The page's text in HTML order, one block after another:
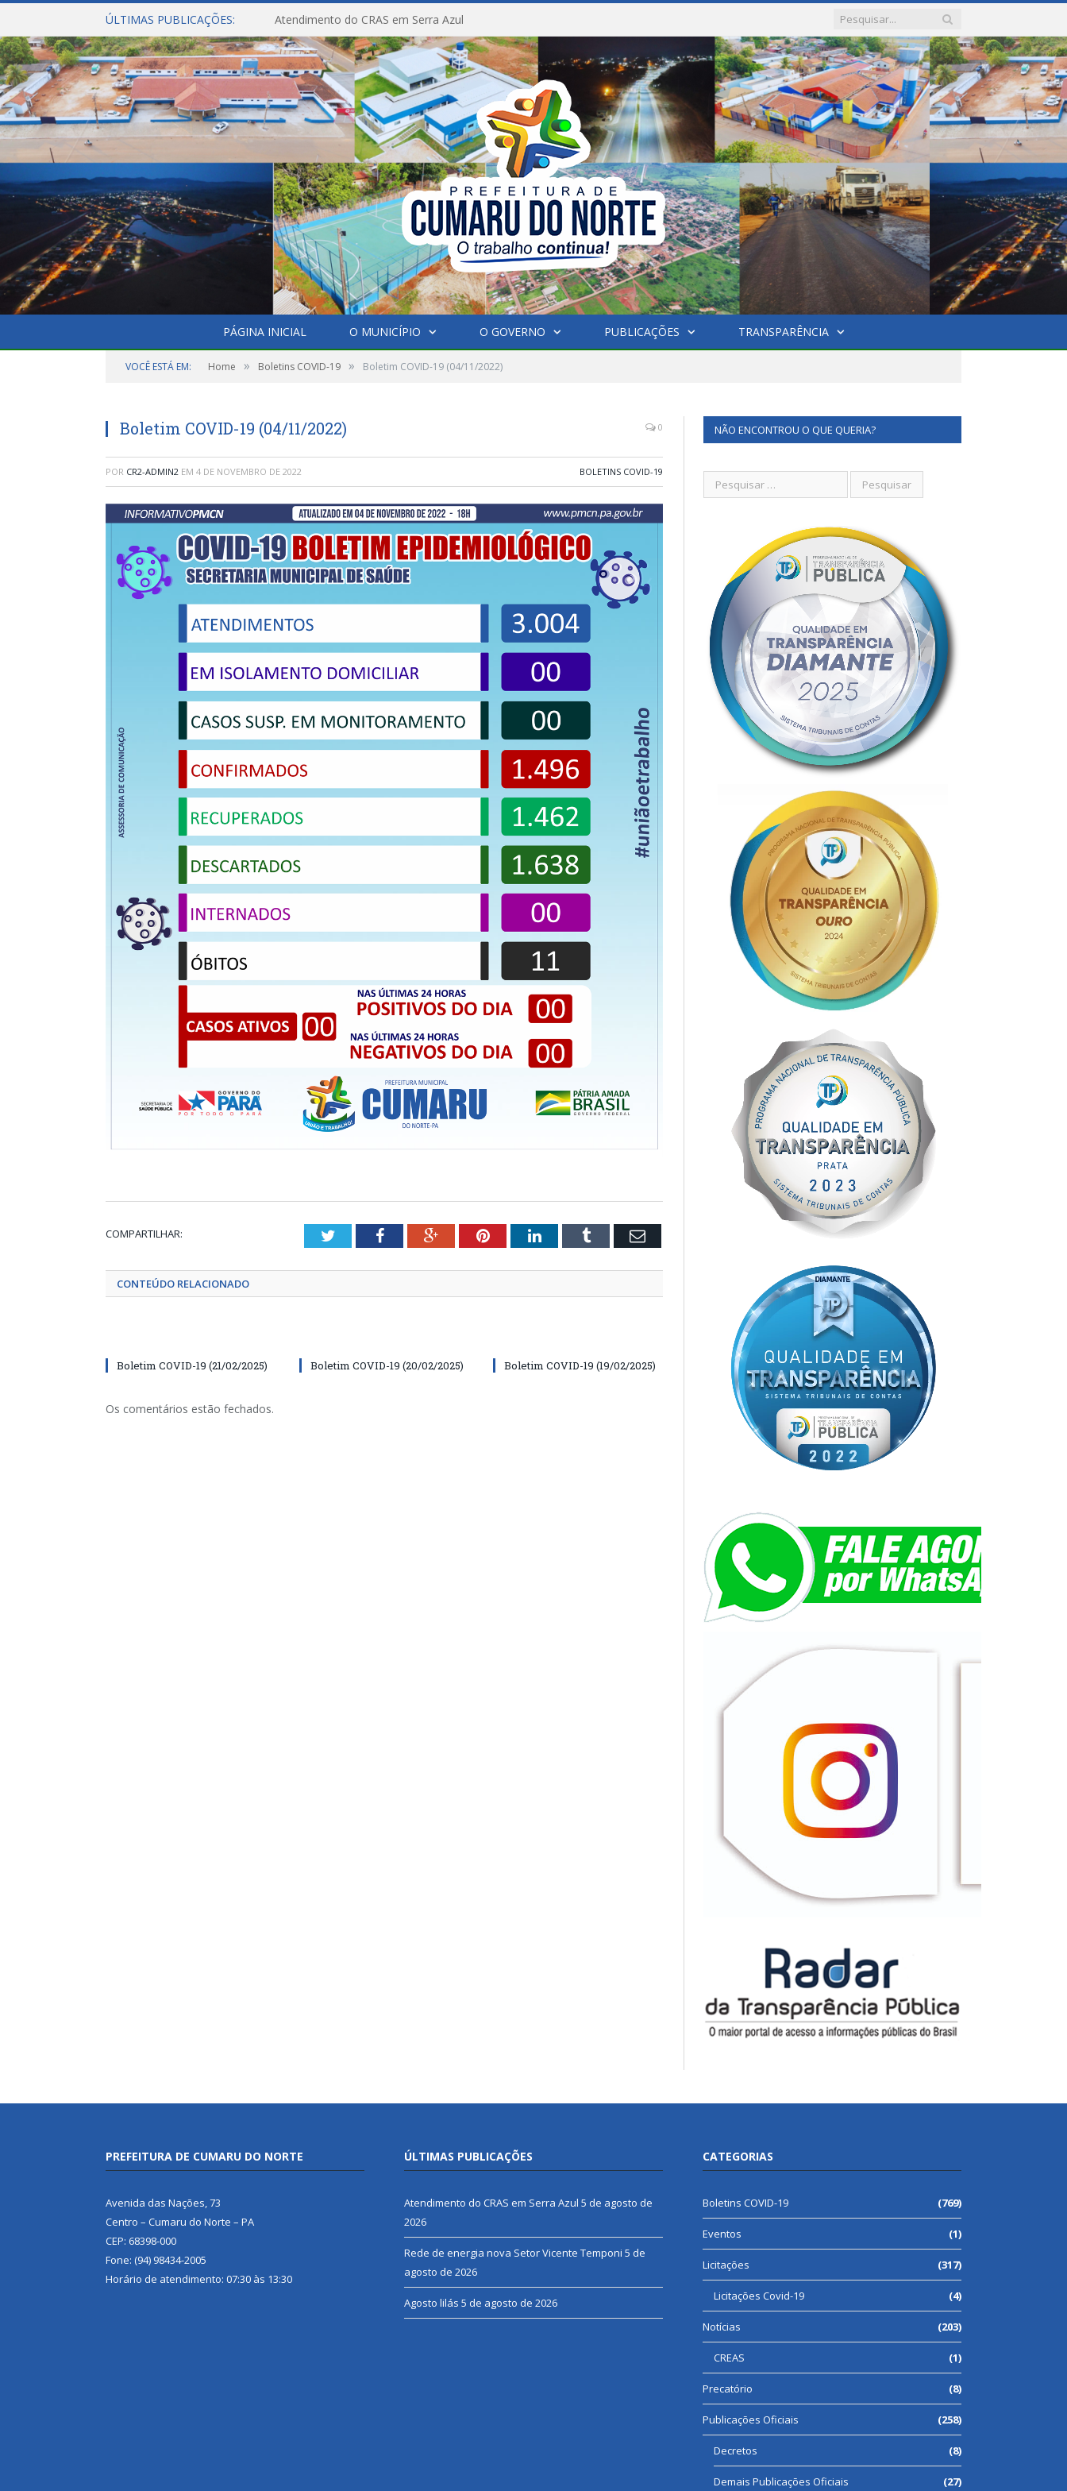
ÚLTIMAS PUBLICAÇÕES: Atendimento do CRAS em Serra Azul
PÁGINA INICIAL O MUNICÍPIO O GOVERNO PUBLICAÇÕES TRANSPARÊNCIA
VOCÊ ESTÁ EM: Home » Boletins COVID-19 » Boletim COVID-19 (04/11/2022)
Boletim COVID-19 (04/11/2022) 0
POR CR2-ADMIN2 EM 4 DE NOVEMBRO DE 2022 BOLETINS COVID-19
COMPARTILHAR: TwitterFacebookGoogle+PinterestLinkedInTumblr Email
CONTEÚDO RELACIONADO
Boletim COVID-19 (21/02/2025) Boletim COVID-19 (20/02/2025) Boletim COVID-19 (19/02/2025)
Os comentários estão fechados.
NÃO ENCONTROU O QUE QUERIA?
PREFEITURA DE CUMARU DO NORTE
Avenida das Nações, 73
Centro – Cumaru do Norte – PA
CEP: 68398-000
Fone: (94) 98434-2005
Horário de atendimento: 07:30 às 13:30
ÚLTIMAS PUBLICAÇÕES
Atendimento do CRAS em Serra Azul 5 de agosto de
2026
Rede de energia nova Setor Vicente Temponi 5 de
agosto de 2026
Agosto lilás 5 de agosto de 2026
CATEGORIAS
Boletins COVID-19 (769)
Eventos (1)
Licitações (317)
Licitações Covid-19 (4)
Notícias (203)
CREAS (1)
Precatório (8)
Publicações Oficiais (258)
Decretos (8)
Demais Publicações Oficiais (27)